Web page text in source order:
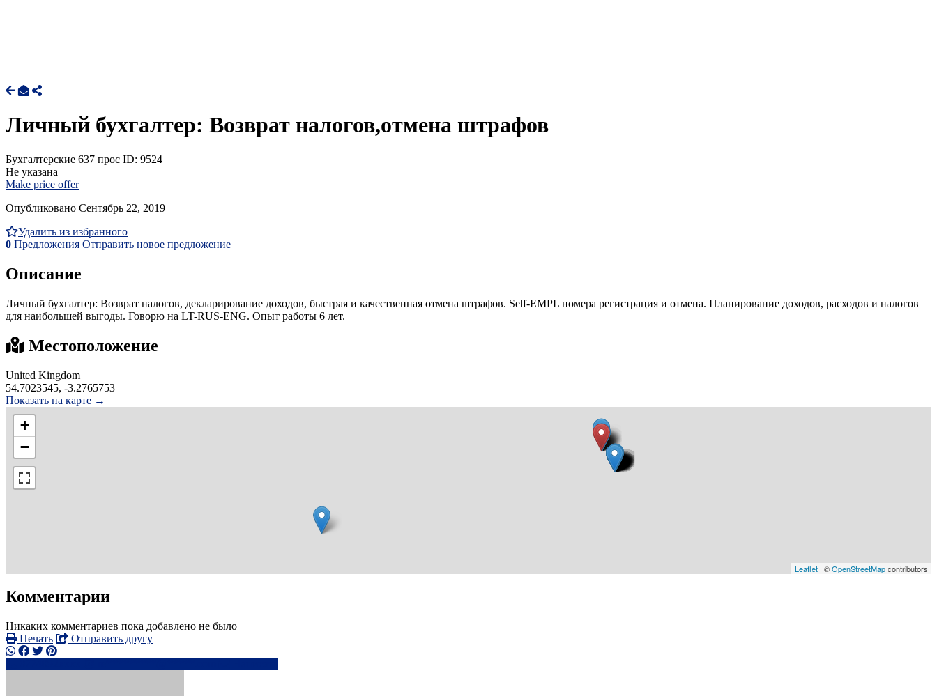
Личный бухгалтер: Возврат налогов,отмена штрафов
Бухгалтерские 637 прос ID: 9524
Не указана
Make price offer
Опубликовано Сентябрь 22, 2019
Удалить из избранного
0 Предложения Отправить новое предложение
Описание
Личный бухгалтер: Возврат налогов, декларирование доходов, быстрая и качественная отмена штрафов. Self-EMPL номера регистрация и отмена. Планирование доходов, расходов и налогов
для наибольшей выгоды. Говорю на LT-RUS-ENG. Опыт работы 6 лет.
Местоположение
United Kingdom
54.7023545, -3.2765753
Показать на карте →
+
−
Leaflet | ©OpenStreetMapcontributors
Комментарии
Никаких комментариев пока добавлено не было
Печать
Отправить другу